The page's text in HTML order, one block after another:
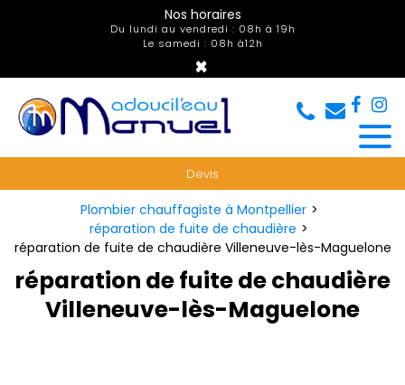
Nos horaires
Du lundi au vendredi : 08h à 19h
Le samedi : 08h à12h
×
Devis
Plombier chauffagiste à Montpellier
réparation de fuite de chaudière
réparation de fuite de chaudière Villeneuve-lès-Maguelone
réparation de fuite de chaudière
Villeneuve-lès-Maguelone
Panneau de gestion des cookies